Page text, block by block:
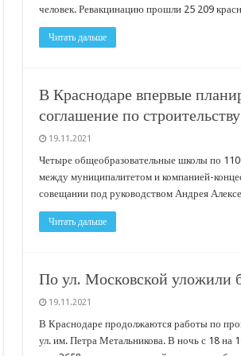
человек. Ревакцинацию прошли 25 209
Читать дальше
В Краснодаре впервые
соглашение по
19.11.2021
Четыре общеобразовательные школы по
между муниципалитетом и компанией-
совещании под руководством Андрея
Читать дальше
По ул. Московской уложили
19.11.2021
В Краснодаре продолжаются работы по
ул. им. Петра Метальникова. В ночь с 18 на